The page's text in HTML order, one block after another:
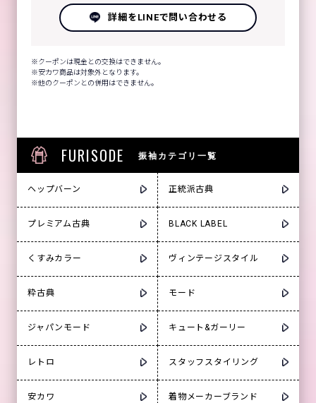
詳細をLINEで問い合わせる
クーポンは現金との交換はできません。
安カワ商品は対象外となります。
他のクーポンとの併用はできません。
FURISODE 振袖カテゴリ一覧
ヘップバーン 正統派古典
プレミアム古典 BLACK LABEL
くすみカラー ヴィンテージスタイル
粋古典 モード
ジャパンモード キュート&ガーリー
レトロ スタッフスタイリング
安カワ 着物メーカーブランド